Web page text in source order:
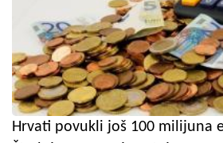
Hrvati povukli još 100 milijuna